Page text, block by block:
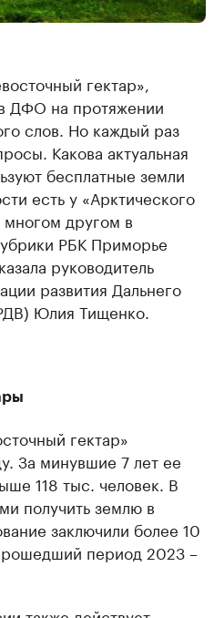
гектар»,
ДФО на протяжении
слов. Но каждый раз
Какова актуальная
бесплатные земли
есть у «Арктического
другом в
РБК Приморье
руководитель
развития Дальнего
Юлия Тищенко.
гектар»
За минувшие 7 лет ее
118 тыс. человек. В
получить землю в
заключили более 10
период 2023 –